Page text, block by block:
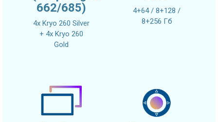
662/685)
4x Kryo 260 Silver
+ 4x Kryo 260
Gold
4+64 / 8+128 /
8+256 Гб